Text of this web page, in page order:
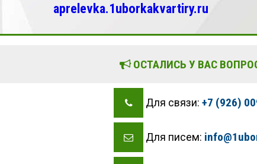
aprelevka.1uborkakvartiry.ru
ОСТАЛИСЬ У ВАС
Для связи: +7 (926)
Для писем: